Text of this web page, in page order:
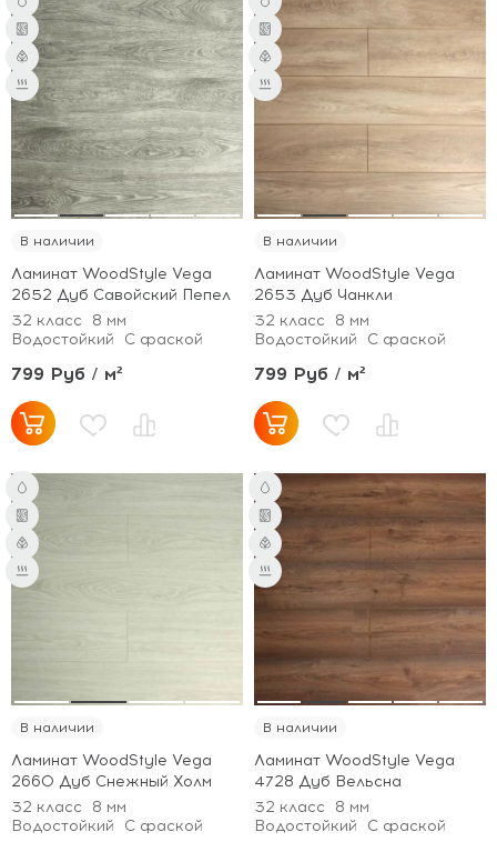
В наличии
Ламинат WoodStyle Vega
2652 Дуб Савойский Пепел
32 класс
8 мм
Водостойкий
С фаской
799 Руб / м²
В наличии
Ламинат WoodStyle Vega
2653 Дуб Чанкли
32 класс
8 мм
Водостойкий
С фаской
799 Руб / м²
В наличии
Ламинат WoodStyle Vega
2660 Дуб Снежный Холм
32 класс
8 мм
Водостойкий
С фаской
В наличии
Ламинат WoodStyle Vega
4728 Дуб Вельсна
32 класс
8 мм
Водостойкий
С фаской